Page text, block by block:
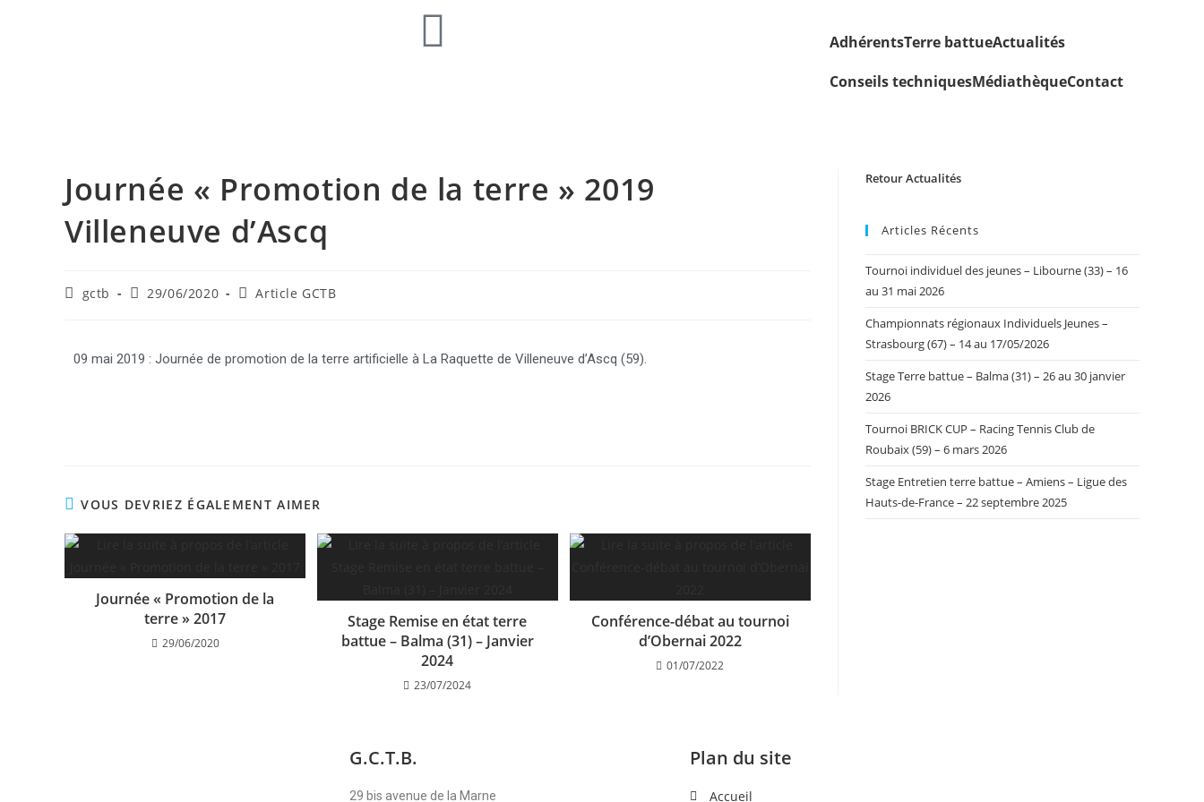
AdhérentsTerre battueActualités
Conseils techniquesMédiathèqueContact
Journée « Promotion de la terre » 2019
Villeneuve d’Ascq
gctb 29/06/2020 Article GCTB
09 mai 2019 : Journée de promotion de la terre artificielle à La Raquette de Villeneuve d’Ascq (59).
VOUS DEVRIEZ ÉGALEMENT AIMER
Journée « Promotion de la
terre » 2017
29/06/2020
Stage Remise en état terre
battue – Balma (31) – Janvier
2024
23/07/2024
Conférence-débat au tournoi
d’Obernai 2022
01/07/2022
Retour Actualités
Articles Récents
Tournoi individuel des jeunes – Libourne (33) – 16
au 31 mai 2026
Championnats régionaux Individuels Jeunes –
Strasbourg (67) – 14 au 17/05/2026
Stage Terre battue – Balma (31) – 26 au 30 janvier
2026
Tournoi BRICK CUP – Racing Tennis Club de
Roubaix (59) – 6 mars 2026
Stage Entretien terre battue – Amiens – Ligue des
Hauts-de-France – 22 septembre 2025
G.C.T.B.
29 bis avenue de la Marne
Plan du site
Accueil